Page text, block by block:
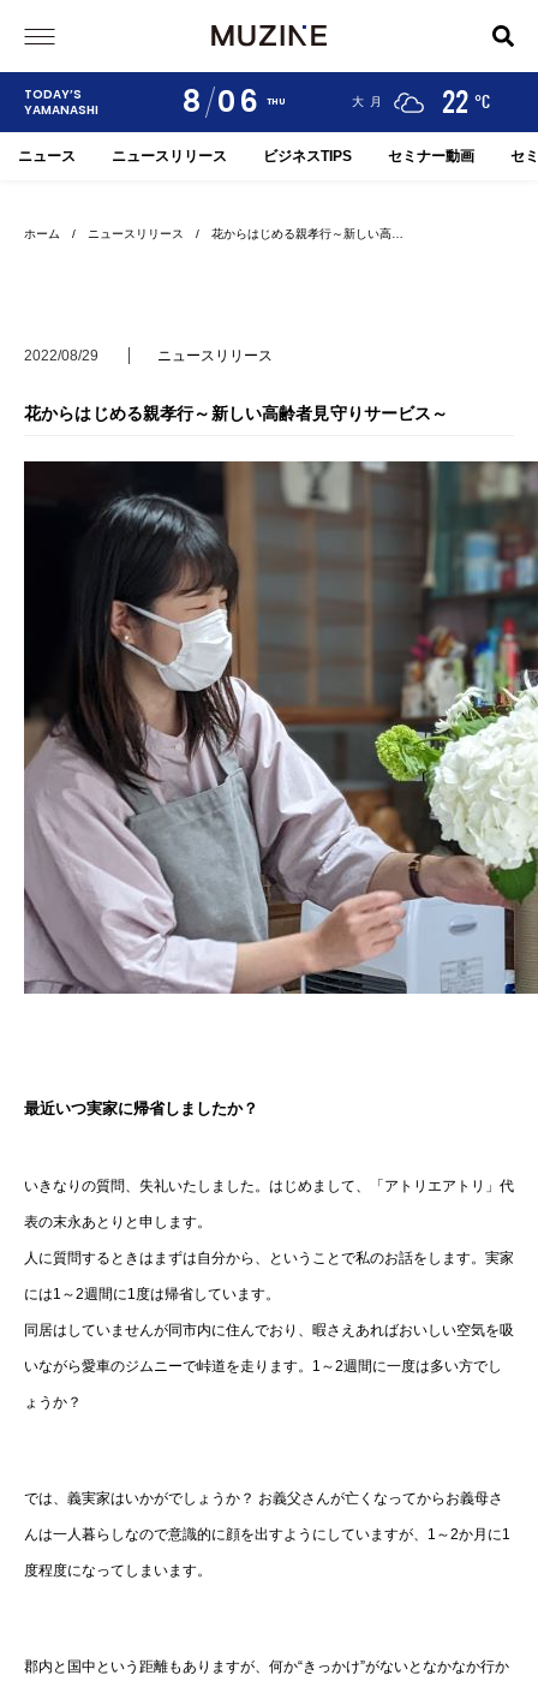
TODAY’S
YAMANASHI
8 06 THU
甲府 河口湖 大月 22 °C
ニュース ニュースリリース ビジネスTIPS セミナー動画 セ
ホーム / ニュースリリース / 花からはじめる親孝行～新しい高…
2022/08/29 ニュースリリース
花からはじめる親孝行～新しい高齢者見守りサービス～
最近いつ実家に帰省しましたか？
いきなりの質問、失礼いたしました。はじめまして、「アトリエアトリ」代
表の末永あとりと申します。
人に質問するときはまずは自分から、ということで私のお話をします。実家
には1～2週間に1度は帰省しています。
同居はしていませんが同市内に住んでおり、暇さえあればおいしい空気を吸
いながら愛車のジムニーで峠道を走ります。1～2週間に一度は多い方でし
ょうか？
では、義実家はいかがでしょうか？ お義父さんが亡くなってからお義母さ
んは一人暮らしなので意識的に顔を出すようにしていますが、1～2か月に1
度程度になってしまいます。
郡内と国中という距離もありますが、何か“きっかけ”がないとなかなか行か